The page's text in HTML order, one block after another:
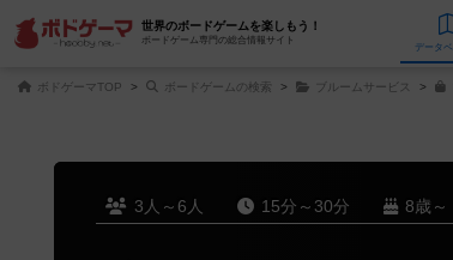
世界のボードゲームを楽しもう！
ボードゲーム専門の総合情報サイト
ボドゲーマTOP ボードゲームの検索 ブルームサービス
3人～6人 15分～30分 8歳～